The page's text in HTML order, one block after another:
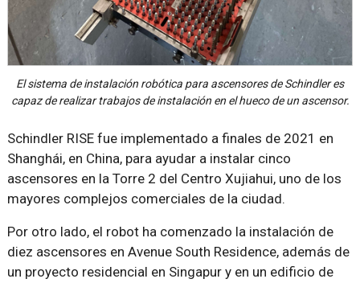
El sistema de instalación robótica para ascensores de Schindler es
capaz de realizar trabajos de instalación en el hueco de un ascensor.
Schindler RISE fue implementado a finales de 2021 en
Shanghái, en China, para ayudar a instalar cinco
ascensores en la Torre 2 del Centro Xujiahui, uno de los
mayores complejos comerciales de la ciudad.
Por otro lado, el robot ha comenzado la instalación de
diez ascensores en Avenue South Residence, además de
un proyecto residencial en Singapur y en un edificio de